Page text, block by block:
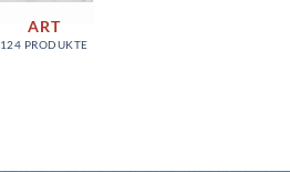
ART
124 PRODUKTE